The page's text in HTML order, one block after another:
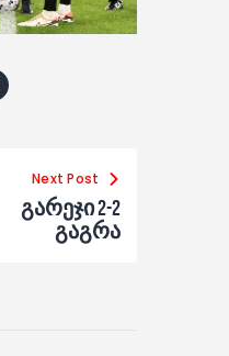
Next Post
გარეჯი 2-2
გაგრა